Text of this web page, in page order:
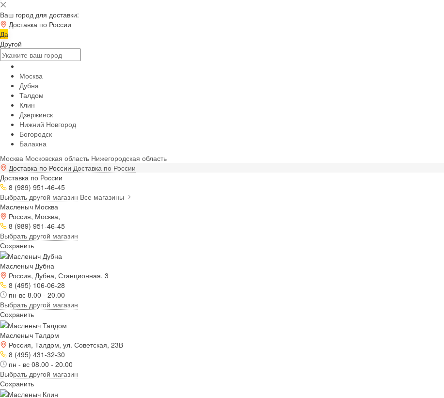
Ваш город для доставки:
Доставка по России
Да
Другой
Москва
Дубна
Талдом
Клин
Дзержинск
Нижний Новгород
Богородск
Балахна
Москва Московская область Нижегородская область
Доставка по России Доставка по России
Доставка по России
8 (989) 951-46-45
Выбрать другой магазин Все магазины
Масленыч Москва
Россия, Москва,
8 (989) 951-46-45
Выбрать другой магазин
Сохранить
Масленыч Дубна
Россия, Дубна, Станционная, 3
8 (495) 106-06-28
пн-вс 8.00 - 20.00
Выбрать другой магазин
Сохранить
Масленыч Талдом
Россия, Талдом, ул. Советская, 23В
8 (495) 431-32-30
пн - вс 08.00 - 20.00
Выбрать другой магазин
Сохранить